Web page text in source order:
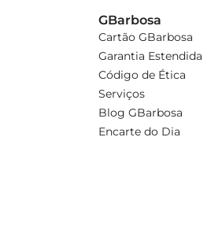
GBarbosa
Cartão GBarbosa
Garantia Estendida
Código de Ética
Serviços
Blog GBarbosa
Encarte do Dia